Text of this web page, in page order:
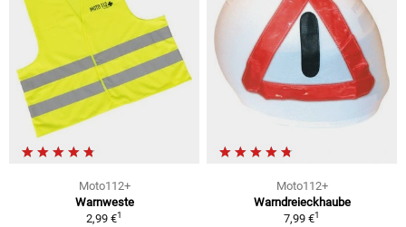
Moto112+
Warnweste
2,99 €1
Moto112+
Warndreieckhaube
7,99 €1